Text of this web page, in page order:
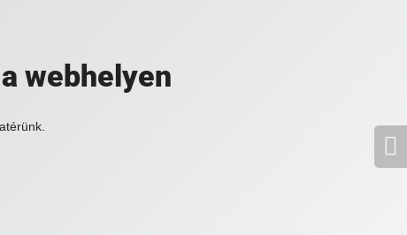
webhelyen